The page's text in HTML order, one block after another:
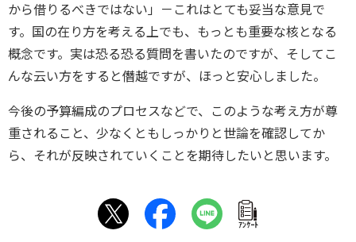
から借りるべきではない」－これはとても妥当な意見で
す。国の在り方を考える上でも、もっとも重要な核となる
概念です。実は恐る恐る質問を書いたのですが、そしてこ
んな云い方をすると僭越ですが、ほっと安心しました。
今後の予算編成のプロセスなどで、このような考え方が尊
重されること、少なくともしっかりと世論を確認してか
ら、それが反映されていくことを期待したいと思います。
ｱﾝｹｰﾄ